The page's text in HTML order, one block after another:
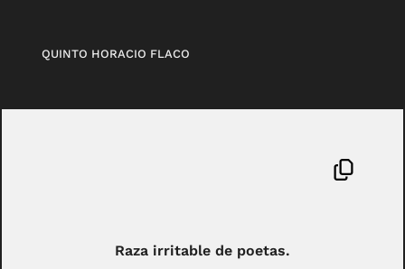
QUINTO HORACIO FLACO
Raza irritable de poetas.